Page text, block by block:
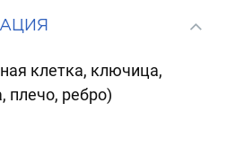
клетка, ключица,
плечо, ребро)